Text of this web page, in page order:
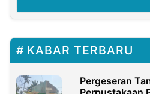
KABAR TERBARU
Pergeseran